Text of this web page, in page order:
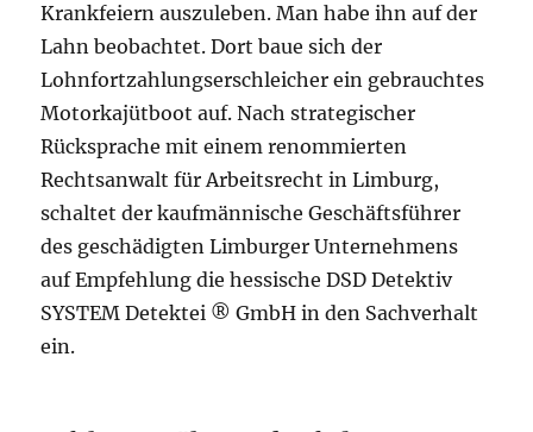
Krankfeiern auszuleben. Man habe ihn auf der
Lahn beobachtet. Dort baue sich der
Lohnfortzahlungserschleicher ein gebrauchtes
Motorkajütboot auf. Nach strategischer
Rücksprache mit einem renommierten
Rechtsanwalt für Arbeitsrecht in Limburg,
schaltet der kaufmännische Geschäftsführer
des geschädigten Limburger Unternehmens
auf Empfehlung die hessische DSD Detektiv
SYSTEM Detektei ® GmbH in den Sachverhalt
ein.